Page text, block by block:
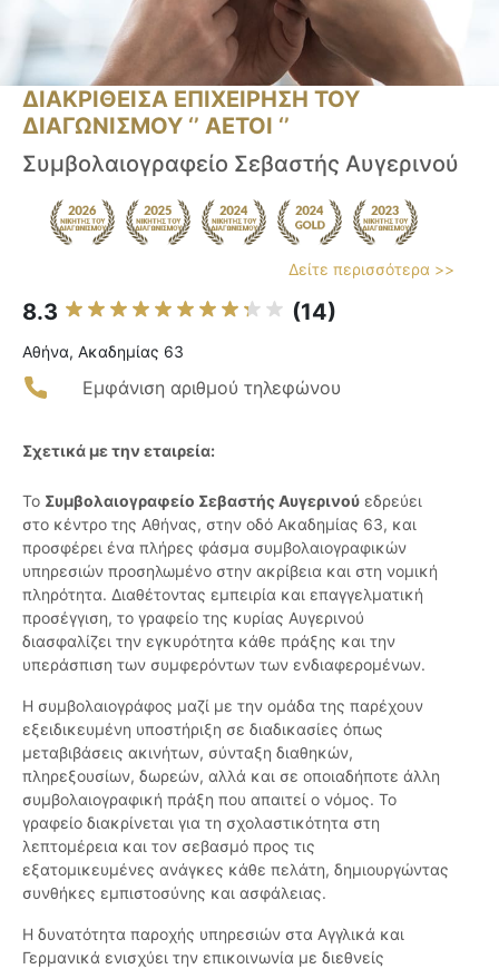
ΔΙΑΚΡΙΘΕΙΣΑ ΕΠΙΧΕΙΡΗΣΗ ΤΟΥ
ΔΙΑΓΩΝΙΣΜΟΥ ‘’ ΑΕΤΟΙ ‘’
Συμβολαιογραφείο Σεβαστής Αυγερινού
Δείτε περισσότερα >>
8.3 (14)
Αθήνα, Ακαδημίας 63
Εμφάνιση αριθμού τηλεφώνου
Σχετικά με την εταιρεία:
Το Συμβολαιογραφείο Σεβαστής Αυγερινού εδρεύει
στο κέντρο της Αθήνας, στην οδό Ακαδημίας 63, και
προσφέρει ένα πλήρες φάσμα συμβολαιογραφικών
υπηρεσιών προσηλωμένο στην ακρίβεια και στη νομική
πληρότητα. Διαθέτοντας εμπειρία και επαγγελματική
προσέγγιση, το γραφείο της κυρίας Αυγερινού
διασφαλίζει την εγκυρότητα κάθε πράξης και την
υπεράσπιση των συμφερόντων των ενδιαφερομένων.
Η συμβολαιογράφος μαζί με την ομάδα της παρέχουν
εξειδικευμένη υποστήριξη σε διαδικασίες όπως
μεταβιβάσεις ακινήτων, σύνταξη διαθηκών,
πληρεξουσίων, δωρεών, αλλά και σε οποιαδήποτε άλλη
συμβολαιογραφική πράξη που απαιτεί ο νόμος. Το
γραφείο διακρίνεται για τη σχολαστικότητα στη
λεπτομέρεια και τον σεβασμό προς τις
εξατομικευμένες ανάγκες κάθε πελάτη, δημιουργώντας
συνθήκες εμπιστοσύνης και ασφάλειας.
Η δυνατότητα παροχής υπηρεσιών στα Αγγλικά και
Γερμανικά ενισχύει την επικοινωνία με διεθνείς